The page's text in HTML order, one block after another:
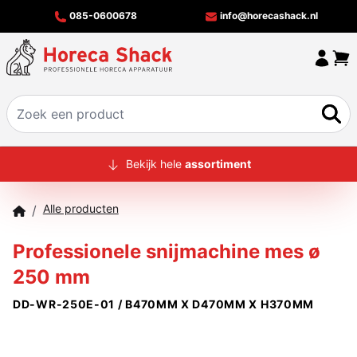
085-0600678 info@horecashack.nl
HOME
MERKEN
CONTACT
Bekijk hele assortiment
/ Alle producten
Professionele snijmachine mes ø
250 mm
DD-WR-250E-01 / B470MM X D470MM X H370MM